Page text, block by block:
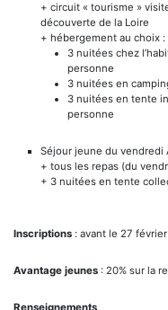
+ circuit « tourisme »
découverte de la Loire
+ hébergement au choix :
3 nuitées chez
personne
3 nuitées en
3 nuitées en tente
personne
Séjour jeune du vendredi
+ tous les repas (du
+ 3 nuitées en tente
Inscriptions : avant le 27
Avantage jeunes : 20% sur la